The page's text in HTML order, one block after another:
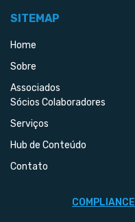
SITEMAP
Home
Sobre
Associados
Sócios Colaboradores
Serviços
Hub de Conteúdo
Contato
COMPLIANCE